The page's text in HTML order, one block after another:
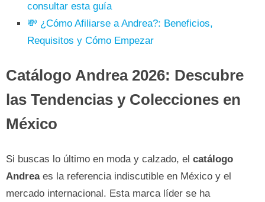
consultar esta guía
💸 ¿Cómo Afiliarse a Andrea?: Beneficios,
Requisitos y Cómo Empezar
Catálogo Andrea 2026: Descubre
las Tendencias y Colecciones en
México
Si buscas lo último en moda y calzado, el catálogo
Andreaes la referencia indiscutible en México y el
mercado internacional. Esta marca líder se ha